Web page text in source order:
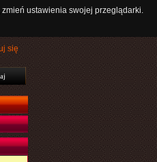
ustawienia swojej przeglądarki.
się